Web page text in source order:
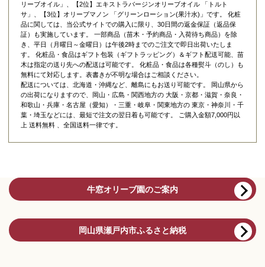
リーブオイル 」、【2位】 エキストラバージンオリーブオイル 「トルト
サ」 、【3位】 オリーブマノン 「グリーンローション(果汁水)」 です。 化粧
品に関しては、当公式サイトでの購入に限り、 30日間の返金保証（返品保
証）
も実施しています。 一部商品（苗木・予約商品・入荷待ち商品）を除
き、平日（月曜日～金曜日）は午後2時までのご注文で即日出荷いたしま
す。 化粧品・食品はギフト包装（ギフトラッピング）＆ギフト配送可能、苗
木は指定の送り先への配送は可能です。 化粧品・食品は各種熨斗（のし）も
無料にて対応します。表書きが不明な場合はご相談ください。
配送については、北海道・沖縄など、離島にもお送り可能です。 岡山県から
の出荷になりますので、岡山・広島・関西地方の 大阪・京都・滋賀・奈良・
和歌山・兵庫・名古屋（愛知）・三重・岐阜・関東地方の 東京・神奈川・千
葉・埼玉などには、最短で注文の翌日着も可能です。 ご購入金額7,000円以
上 送料無料 、全国送料一律です。
牛窓オリーブ園のご案内
岡山県瀬戸内市ふるさと納税